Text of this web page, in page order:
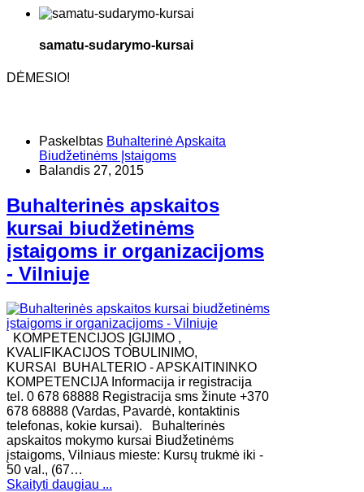
samatu-sudarymo-kursai
DĖMESIO!
Paskelbtas Buhalterinė Apskaita
Biudžetinėms Įstaigoms
Balandis 27, 2015
Buhalterinės apskaitos
kursai biudžetinėms
įstaigoms ir organizacijoms
- Vilniuje
KOMPETENCIJOS ĮGIJIMO ,
KVALIFIKACIJOS TOBULINIMO,
KURSAI BUHALTERIO - APSKAITININKO
KOMPETENCIJA Informacija ir registracija
tel. 0 678 68888 Registracija sms žinute +370
678 68888 (Vardas, Pavardė, kontaktinis
telefonas, kokie kursai). Buhalterinės
apskaitos mokymo kursai Biudžetinėms
įstaigoms, Vilniaus mieste: Kursų trukmė iki -
50 val., (67…
Skaityti daugiau ...